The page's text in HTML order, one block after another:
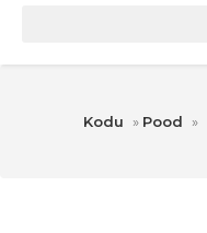
Kodu » Pood »